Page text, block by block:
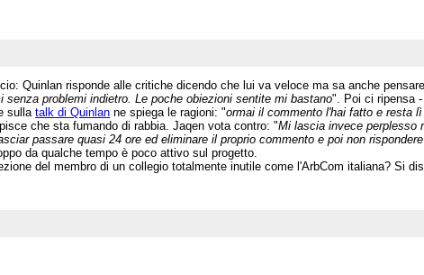
Quinlan risponde alle critiche dicendo che lui va veloce ma sa anche
problemi indietro. Le poche obiezioni sentite mi bastano". Poi ci ripensa
sullatalk di Quinlan ne spiega le ragioni: "ormai il commento l'hai fatto e resta
che sta fumando di rabbia. Jaqen vota contro: "Mi lascia invece perplesso
passare quasi 24 ore ed eliminare il proprio commento e poi non
da qualche tempo è poco attivo sul progetto.
del membro di un collegio totalmente inutile come l'ArbCom italiana? Si